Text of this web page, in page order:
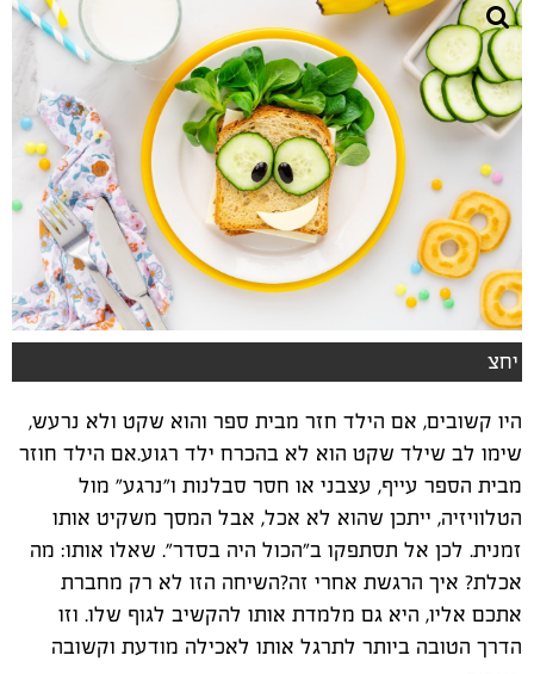
יחצ
היו קשובים, אם הילד חזר מבית ספר והוא שקט ולא נרעש,
שימו לב שילד שקט הוא לא בהכרח ילד רגוע.אם הילד חוזר
מבית הספר עייף, עצבני או חסר סבלנות ו"נרגע" מול
הטלוויזיה, ייתכן שהוא לא אכל, אבל המסך משקיט אותו
זמנית. לכן אל תסתפקו ב"הכול היה בסדר". שאלו אותו: מה
אכלת? איך הרגשת אחרי זה?השיחה הזו לא רק מחברת
אתכם אליו, היא גם מלמדת אותו להקשיב לגוף שלו. וזו
הדרך הטובה ביותר לתרגל אותו לאכילה מודעת וקשובה